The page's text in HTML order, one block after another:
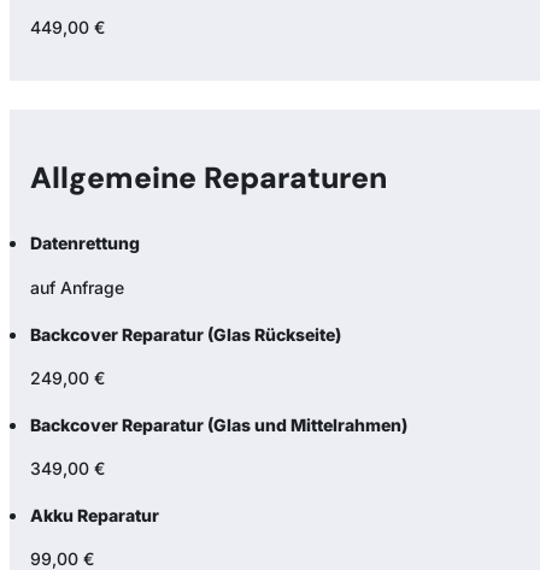
449,00 €
Allgemeine Reparaturen
Datenrettung
auf Anfrage
Backcover Reparatur (Glas Rückseite)
249,00 €
Backcover Reparatur (Glas und Mittelrahmen)
349,00 €
Akku Reparatur
99,00 €